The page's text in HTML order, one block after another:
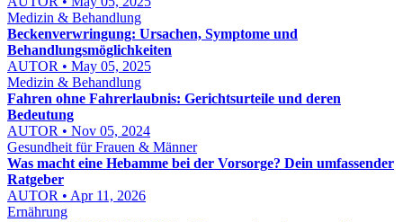
Medizin & Behandlung
Beckenverwringung: Ursachen, Symptome und
Behandlungsmöglichkeiten
AUTOR • May 05, 2025
Medizin & Behandlung
Fahren ohne Fahrerlaubnis: Gerichtsurteile und deren
Bedeutung
AUTOR • Nov 05, 2024
Gesundheit für Frauen & Männer
Was macht eine Hebamme bei der Vorsorge? Dein umfassender
Ratgeber
AUTOR • Apr 11, 2026
Ernährung